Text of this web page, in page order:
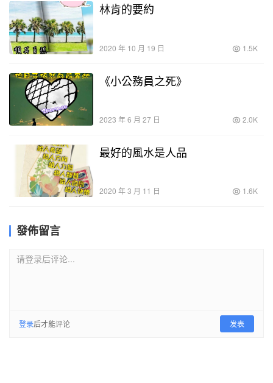
林肯的要約
2020 年 10 月 19 日 1.5K
《小公務員之死》
2023 年 6 月 27 日 2.0K
最好的風水是人品
2020 年 3 月 11 日 1.6K
發佈留言
请登录后评论...
登录后才能评论 发表